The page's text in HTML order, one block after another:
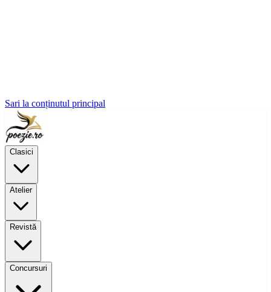
Sari la conținutul principal
Clasici
Atelier
Revistă
Concursuri